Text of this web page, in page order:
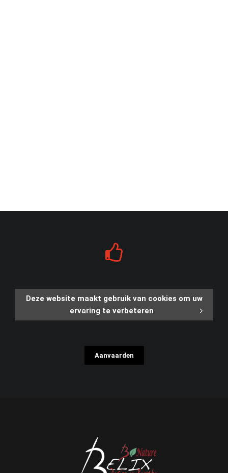
Deze website maakt gebruik van cookies om uw
ervaring te verbeteren
Aanvaarden